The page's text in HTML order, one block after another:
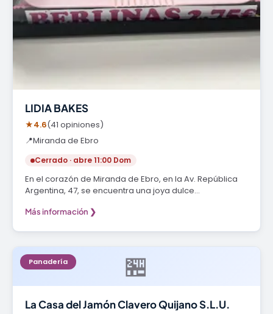
LIDIA BAKES
★4.6(41 opiniones)
📍Miranda de Ebro
Cerrado · abre 11:00 Dom
En el corazón de Miranda de Ebro, en la Av. República
Argentina, 47, se encuentra una joya dulce…
Más información ❯
🏪
Panadería
La Casa del Jamón Clavero Quijano S.L.U.